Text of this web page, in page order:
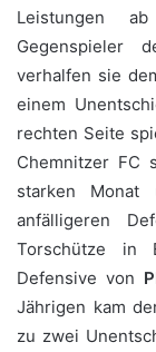
Leistungen
Gegenspieler
verhalfen sie
einem
rechten Seite
Chemnitzer FC
starken
anfälligeren
Torschütze in
Defensive von
Jährigen kam
zu zwei